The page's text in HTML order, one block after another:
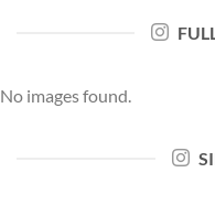
No images found.